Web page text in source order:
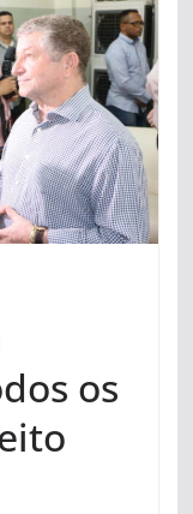
os